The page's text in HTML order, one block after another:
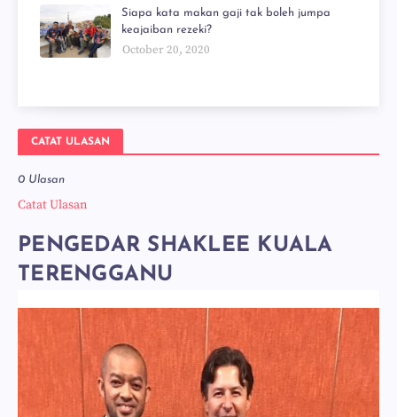
Siapa kata makan gaji tak boleh jumpa
keajaiban rezeki?
October 20, 2020
CATAT ULASAN
0 Ulasan
Catat Ulasan
PENGEDAR SHAKLEE KUALA
TERENGGANU